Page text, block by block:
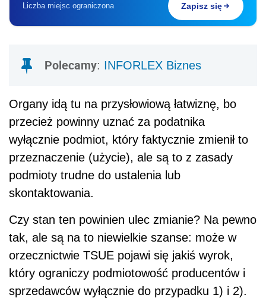
Liczba miejsc ograniczona Zapisz się
Polecamy: INFORLEX Biznes
Organy idą tu na przysłowiową łatwiznę, bo
przecież powinny uznać za podatnika
wyłącznie podmiot, który faktycznie zmienił to
przeznaczenie (użycie), ale są to z zasady
podmioty trudne do ustalenia lub
skontaktowania.
Czy stan ten powinien ulec zmianie? Na pewno
tak, ale są na to niewielkie szanse: może w
orzecznictwie TSUE pojawi się jakiś wyrok,
który ograniczy podmiotowość producentów i
sprzedawców wyłącznie do przypadku 1) i 2).